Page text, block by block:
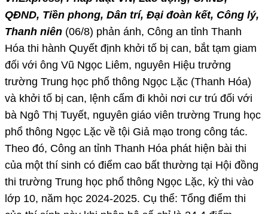
QĐND, Tiền phong, Dân trí, Đại đoàn kết, Công lý,
Thanh niên (06/8) phản ánh, Công an tỉnh Thanh
Hóa thi hành Quyết định khởi tố bị can, bắt tạm giam
đối với ông Vũ Ngọc Liêm, nguyên Hiệu trưởng
trường Trung học phổ thông Ngọc Lặc (Thanh Hóa)
và khởi tố bị can, lệnh cấm đi khỏi nơi cư trú đối với
bà Ngô Thị Tuyết, nguyên giáo viên trường Trung học
phổ thông Ngọc Lặc về tội Giả mạo trong công tác.
Theo đó, Công an tỉnh Thanh Hóa phát hiện bài thi
của một thí sinh có điểm cao bất thường tại Hội đồng
thi trường Trung học phổ thông Ngọc Lặc, kỳ thi vào
lớp 10, năm học 2024-2025. Cụ thể: Tổng điểm thi